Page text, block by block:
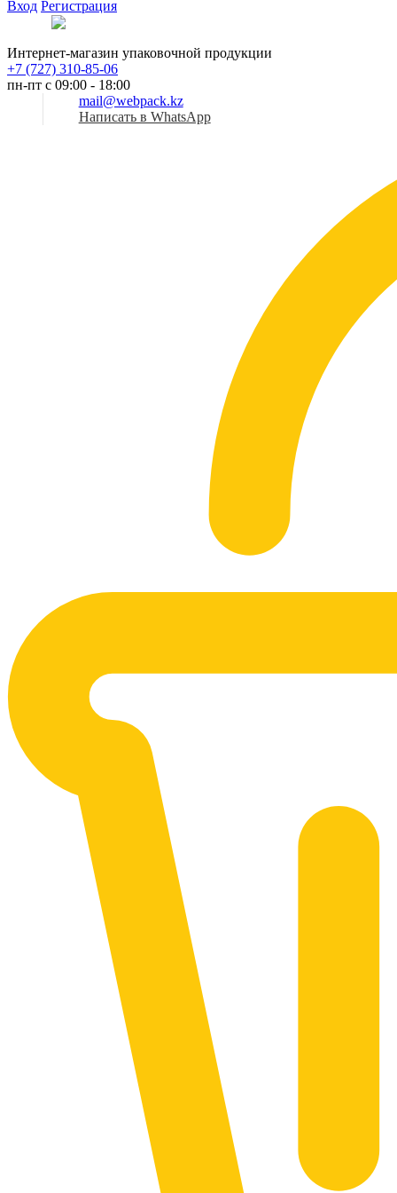
Вход Регистрация
Интернет-магазин упаковочной продукции
+7 (727) 310-85-06
пн-пт с 09:00 - 18:00
mail@webpack.kz
Написать в WhatsApp